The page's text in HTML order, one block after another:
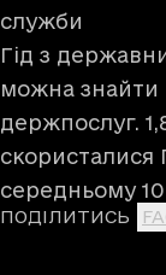
служби
Гід з
можна знайти
держпослуг.
скористалися
середньому
ПОДІЛИТИСЬ